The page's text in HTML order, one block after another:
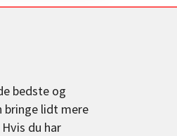
bedste og
bringe lidt mere
du har